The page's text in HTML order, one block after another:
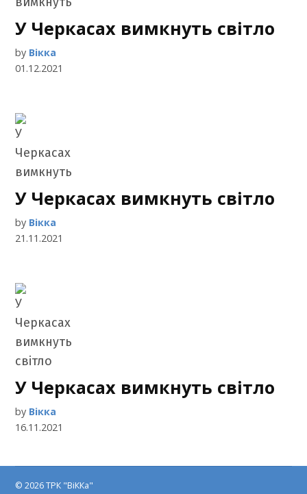
У Черкасах вимкнуть світло
by Вікка
01.12.2021
У Черкасах вимкнуть світло
by Вікка
21.11.2021
У Черкасах вимкнуть світло
by Вікка
16.11.2021
© 2026 ТРК "ВіККа"